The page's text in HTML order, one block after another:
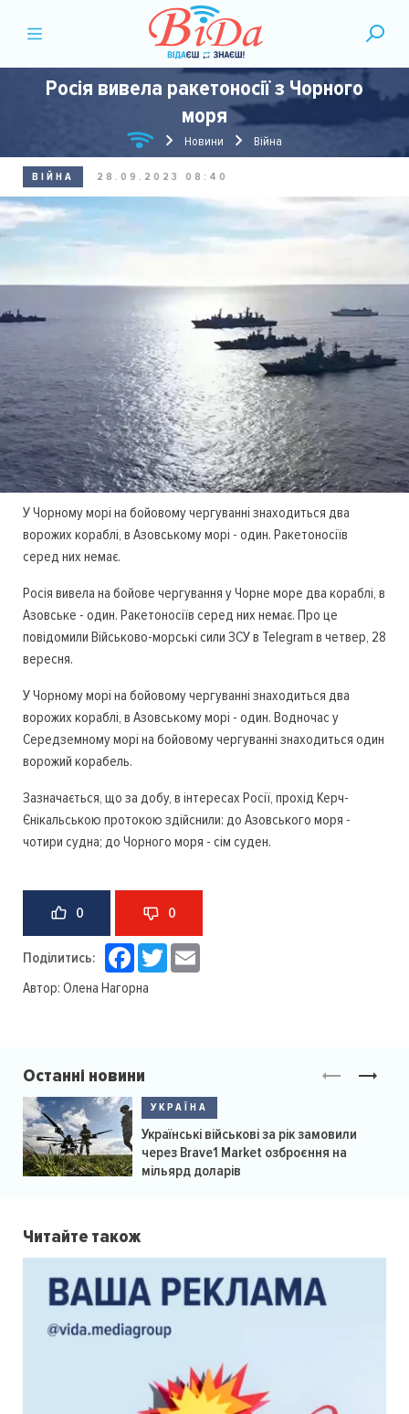
Росія вивела ракетоносії з Чорного
моря
Новини Війна
ВІЙНА 28.09.2023 08:40
У Чорному морі на бойовому чергуванні знаходиться два
ворожих кораблі, в Азовському морі - один. Ракетоносіїв
серед них немає.
Росія вивела на бойове чергування у Чорне море два кораблі, в
Азовське - один. Ракетоносіїв серед них немає. Про це
повідомили Військово-морські сили ЗСУ в Telegram в четвер, 28
вересня.
У Чорному морі на бойовому чергуванні знаходиться два
ворожих кораблі, в Азовському морі - один. Водночас у
Середземному морі на бойовому чергуванні знаходиться один
ворожий корабель.
Зазначається, що за добу, в інтересах Росії, прохід Керч-
Єнікальською протокою здійснили: до Азовського моря -
чотири судна; до Чорного моря - сім суден.
0 0
Поділитись: Facebook
Twitter
Автор: Олена Нагорна
Останні новини
УКРАЇНА
Українські військові за рік замовили
через Brave1 Market озброєння на
мільярд доларів
Читайте також